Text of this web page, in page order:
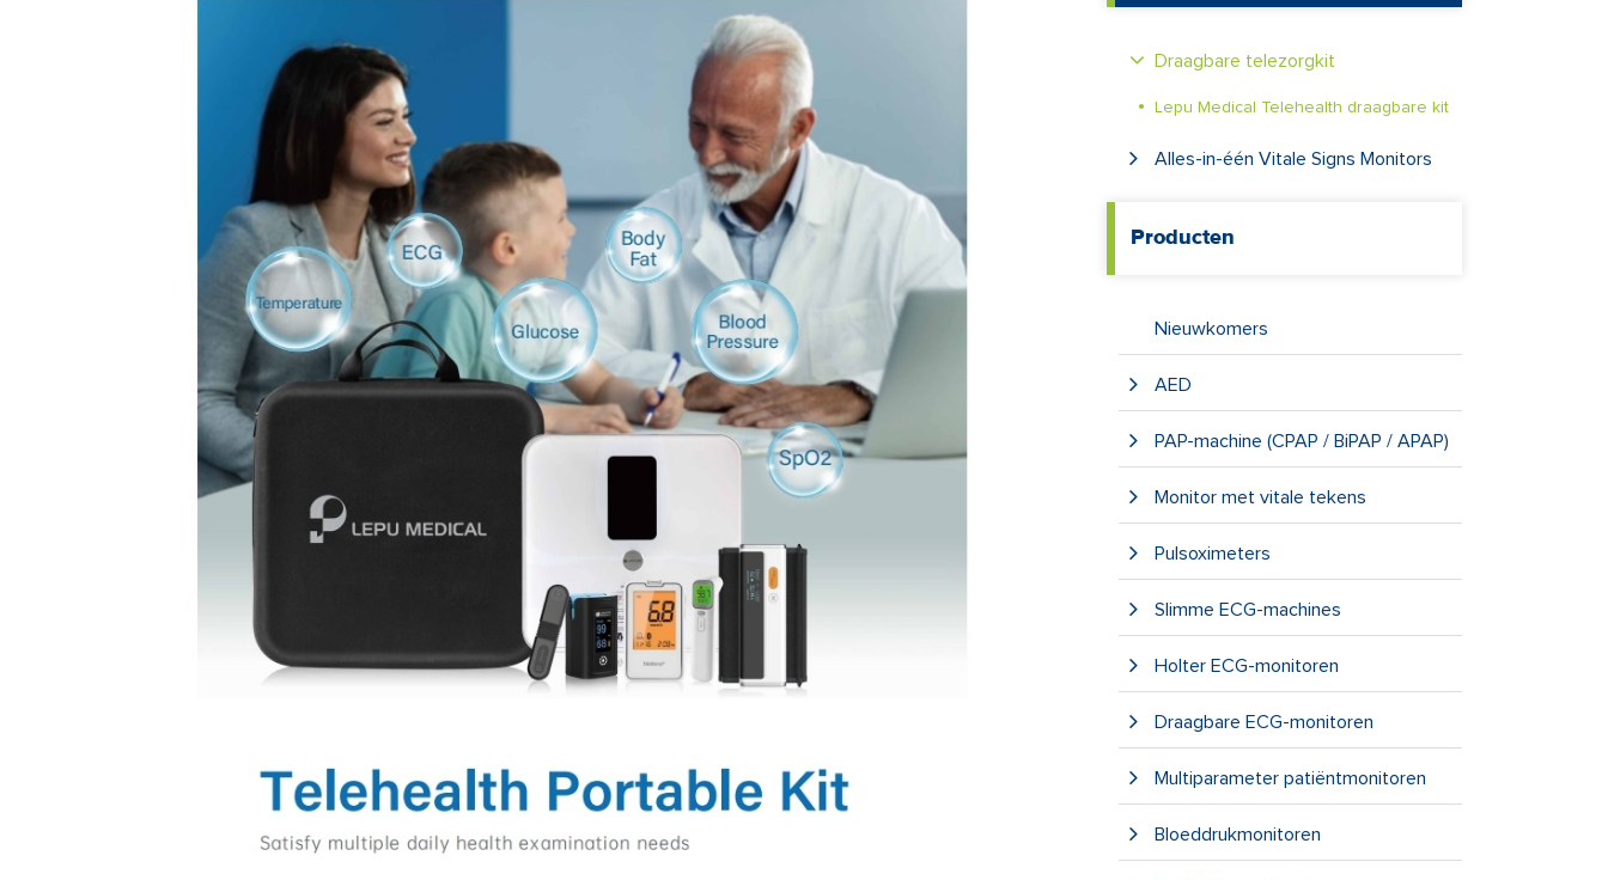
Draagbare telezorgkit
Lepu Medical Telehealth draagbare kit
Alles-in-één Vitale Signs Monitors
Producten
Nieuwkomers
AED
PAP-machine (CPAP / BiPAP / APAP)
Monitor met vitale tekens
Pulsoximeters
Slimme ECG-machines
Holter ECG-monitoren
Draagbare ECG-monitoren
Multiparameter patiëntmonitoren
Bloeddrukmonitoren